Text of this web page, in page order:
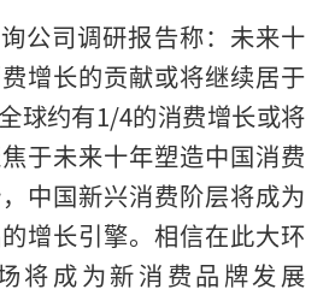
公司调研报告称：未来十
增长的贡献或将继续居于
球约有1/4的消费增长或将
于未来十年塑造中国消费
中国新兴消费阶层将成为
增长引擎。相信在此大环
将成为新消费品牌发展